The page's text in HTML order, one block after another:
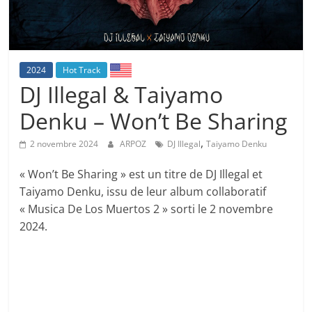
2024 Hot Track
DJ Illegal & Taiyamo
Denku – Won’t Be Sharing
2 novembre 2024 ARPOZ DJ Illegal,Taiyamo Denku
« Won’t Be Sharing » est un titre de DJ Illegal et
Taiyamo Denku, issu de leur album collaboratif
« Musica De Los Muertos 2 » sorti le 2 novembre
2024.